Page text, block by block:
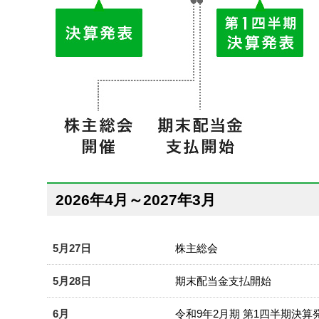
2026年4月～2027年3月
5月27日 株主総会
5月28日 期末配当金支払開始
6月 令和9年2月期 第1四半期決算